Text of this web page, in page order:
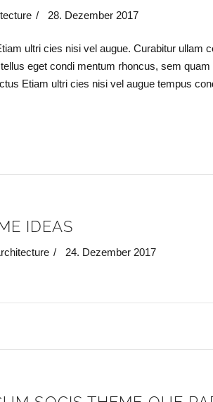
28. Dezember 2017
ultri cies nisi vel augue. Curabitur ullam
eget condi mentum rhoncus, sem
Etiam ultri cies nisi vel augue tempus
IDEAS
24. Dezember 2017